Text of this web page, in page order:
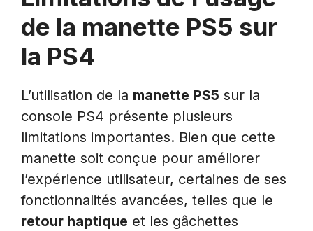
de la manette PS5 sur
la PS4
L’utilisation de la manette PS5 sur la
console PS4 présente plusieurs
limitations importantes. Bien que cette
manette soit conçue pour améliorer
l’expérience utilisateur, certaines de ses
fonctionnalités avancées, telles que le
retour haptique et les gâchettes